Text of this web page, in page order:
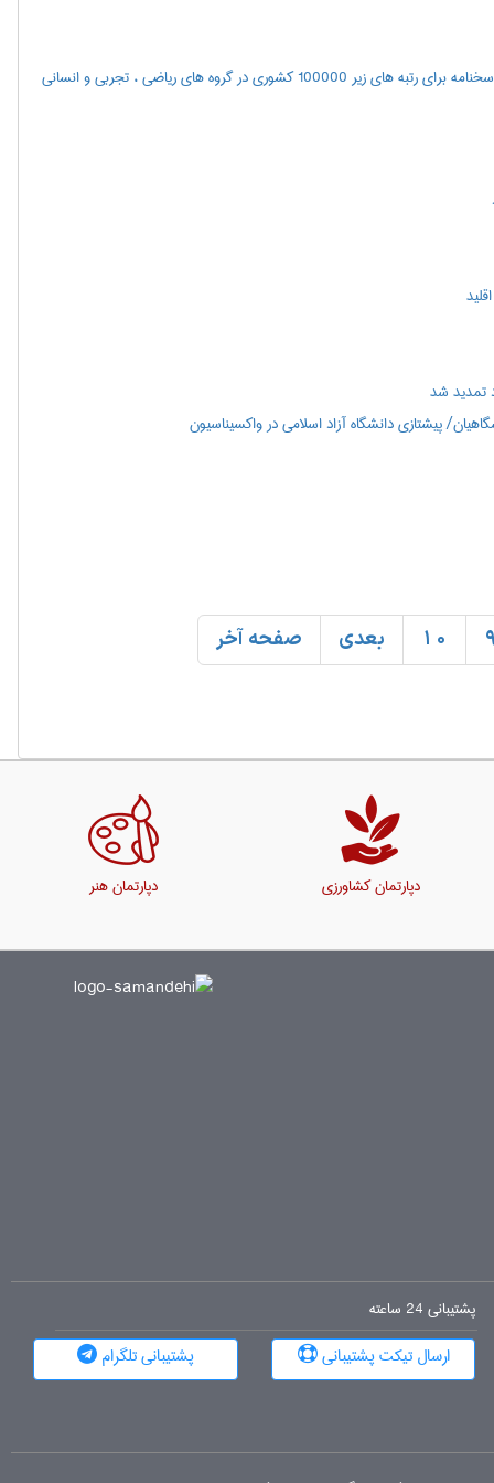
اعلام نتايج مرحله اول آزمون سراسري سال 1400(همچنین مشاهده پاسخنامه برای رتبه های زیر 100000 کشوری در گروه های ریاضی ، تجربی و انسانی
تمدید شد
پیشتازی دانشگاه آزاد اسلامی در واکسیناسیون
9
10 بعدی صفحه آخر
دپارتمان کشاورزی دپارتمان هنر
پشتیبانی 24 ساعته
ارسال تیکت پشتیبانی
پشتیبانی تلگرام